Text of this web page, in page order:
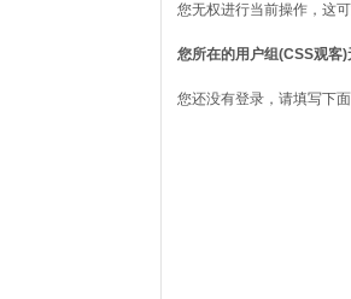
您无权进行当前操作，这
您所在的用户组(CSS观客)
您还没有登录，请填写下